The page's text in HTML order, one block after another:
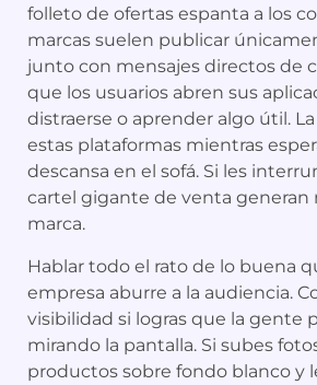
folleto de ofertas espanta a los
marcas suelen publicar
junto con mensajes directos de
que los usuarios abren sus
distraerse o aprender algo útil.
estas plataformas mientras
descansa en el sofá. Si les
cartel gigante de venta generan
marca.
Hablar todo el rato de lo buena
empresa aburre a la audiencia.
visibilidad si logras que la gente
mirando la pantalla. Si subes
productos sobre fondo blanco y